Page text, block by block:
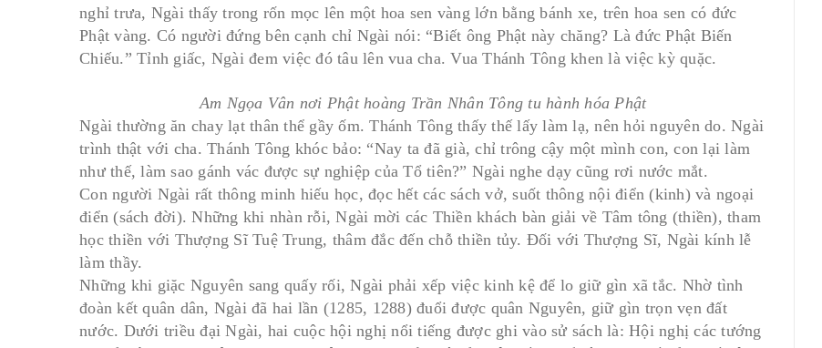
nghỉ trưa, Ngài thấy trong rốn mọc lên một hoa sen vàng lớn bằng bánh xe, trên hoa sen có đức
Phật vàng. Có người đứng bên cạnh chỉ Ngài nói: “Biết ông Phật này chăng? Là đức Phật Biến
Chiếu.” Tỉnh giấc, Ngài đem việc đó tâu lên vua cha. Vua Thánh Tông khen là việc kỳ quặc.
Am Ngọa Vân nơi Phật hoàng Trần Nhân Tông tu hành hóa Phật
Ngài thường ăn chay lạt thân thể gầy ốm. Thánh Tông thấy thế lấy làm lạ, nên hỏi nguyên do. Ngài
trình thật với cha. Thánh Tông khóc bảo: “Nay ta đã già, chỉ trông cậy một mình con, con lại làm
như thế, làm sao gánh vác được sự nghiệp của Tổ tiên?” Ngài nghe dạy cũng rơi nước mắt.
Con người Ngài rất thông minh hiếu học, đọc hết các sách vở, suốt thông nội điển (kinh) và ngoại
điển (sách đời). Những khi nhàn rỗi, Ngài mời các Thiền khách bàn giải về Tâm tông (thiền), tham
học thiền với Thượng Sĩ Tuệ Trung, thâm đắc đến chỗ thiền tủy. Ðối với Thượng Sĩ, Ngài kính lễ
làm thầy.
Những khi giặc Nguyên sang quấy rối, Ngài phải xếp việc kinh kệ để lo giữ gìn xã tắc. Nhờ tình
đoàn kết quân dân, Ngài đã hai lần (1285, 1288) đuổi được quân Nguyên, giữ gìn trọn vẹn đất
nước. Dưới triều đại Ngài, hai cuộc hội nghị nổi tiếng được ghi vào sử sách là: Hội nghị các tướng